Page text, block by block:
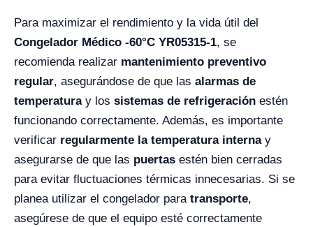
Para maximizar el rendimiento y la vida útil del
Congelador Médico -60°C YR05315-1, se
recomienda realizar mantenimiento preventivo
regular, asegurándose de que las alarmas de
temperaturay los sistemas de refrigeración estén
funcionando correctamente. Además, es importante
verificar regularmente la temperatura internay
asegurarse de que las puertas estén bien cerradas
para evitar fluctuaciones térmicas innecesarias. Si se
planea utilizar el congelador para transporte,
asegúrese de que el equipo esté correctamente